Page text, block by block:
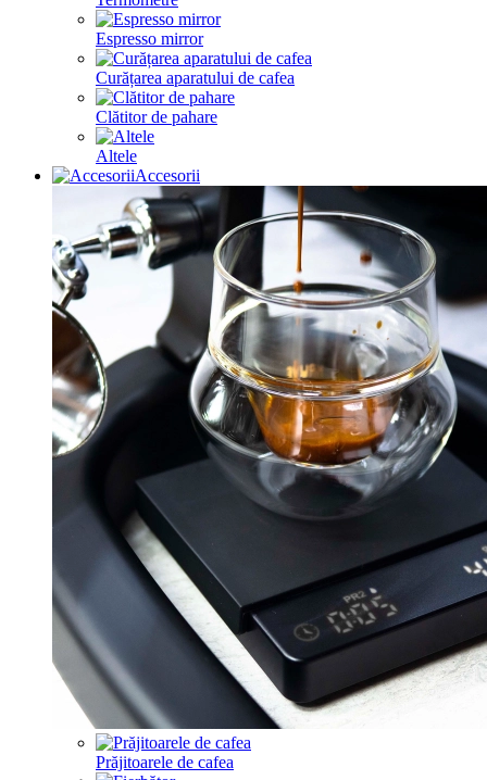
Espresso mirror
Curățarea aparatului de cafea
Clătitor de pahare
Altele
Accesorii
Prăjitoarele de cafea